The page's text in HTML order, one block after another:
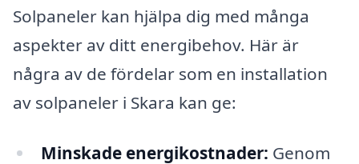
Solpaneler kan hjälpa dig med många
aspekter av ditt energibehov. Här är
några av de fördelar som en installation
av solpaneler i Skara kan ge:
Minskade energikostnader: Genom